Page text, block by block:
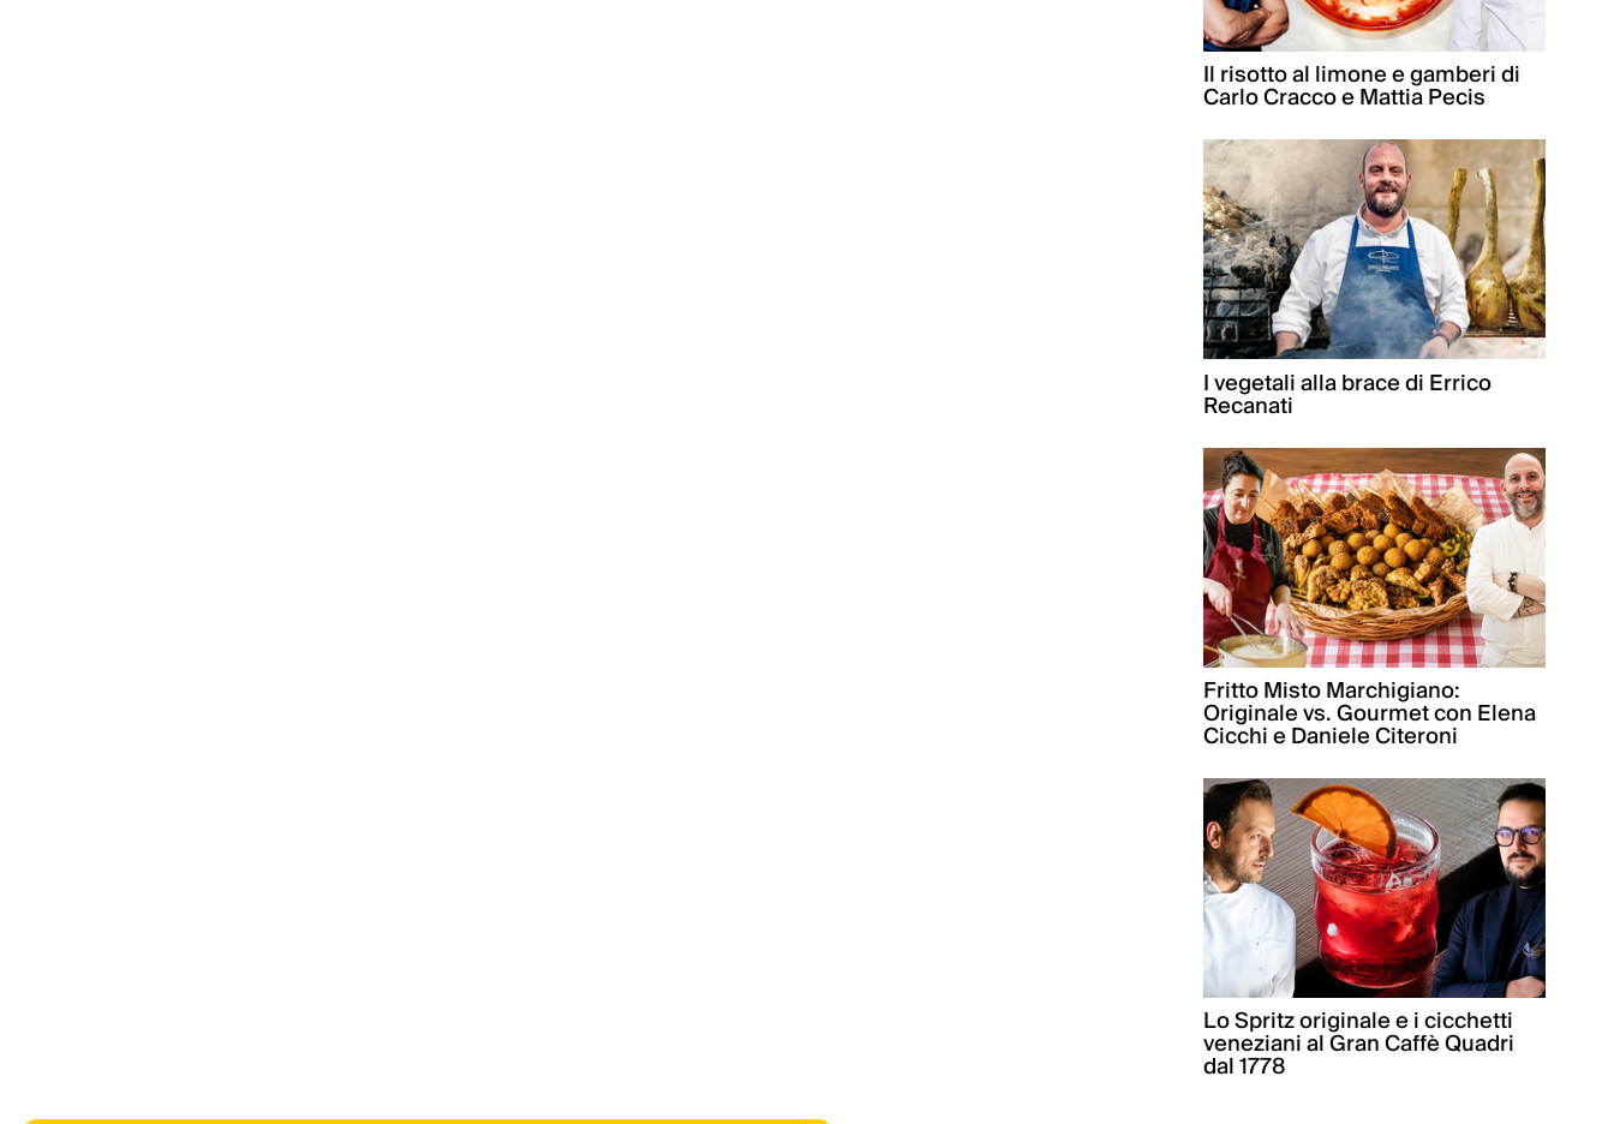
Il risotto al limone e gamberi di
Carlo Cracco e Mattia Pecis
I vegetali alla brace di Errico
Recanati
Fritto Misto Marchigiano:
Originale vs. Gourmet con Elena
Cicchi e Daniele Citeroni
Lo Spritz originale e i cicchetti
veneziani al Gran Caffè Quadri
dal 1778